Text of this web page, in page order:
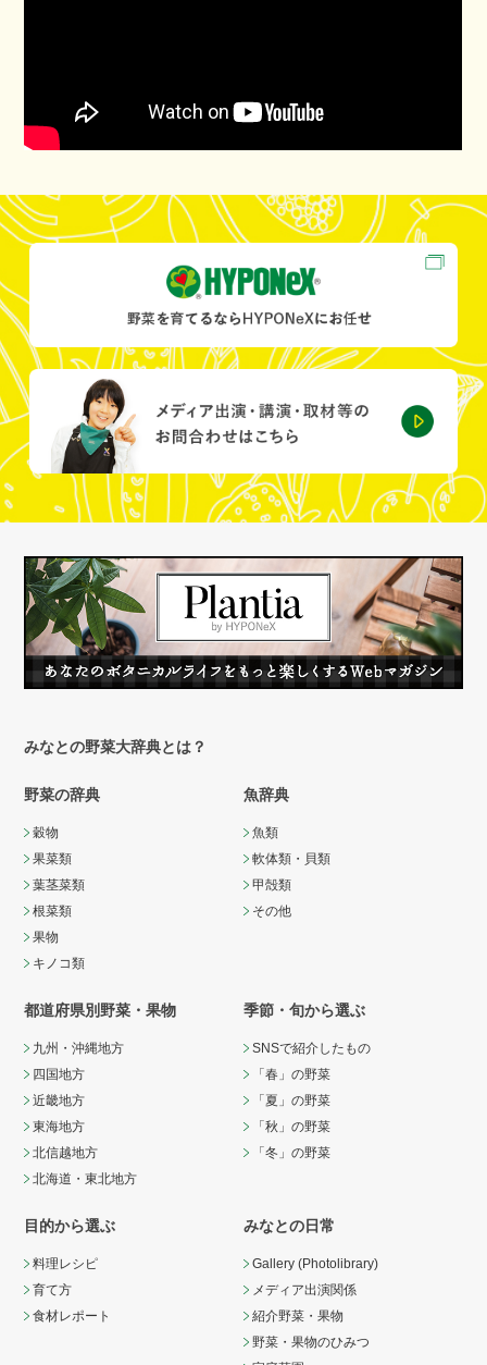
みなとの野菜大辞典とは？
野菜の辞典
穀物
果菜類
葉茎菜類
根菜類
果物
キノコ類
魚辞典
魚類
軟体類・貝類
甲殻類
その他
都道府県別野菜・果物
九州・沖縄地方
四国地方
近畿地方
東海地方
北信越地方
北海道・東北地方
季節・旬から選ぶ
SNSで紹介したもの
「春」の野菜
「夏」の野菜
「秋」の野菜
「冬」の野菜
目的から選ぶ
料理レシピ
育て方
食材レポート
みなとの日常
Gallery (Photolibrary)
メディア出演関係
紹介野菜・果物
野菜・果物のひみつ